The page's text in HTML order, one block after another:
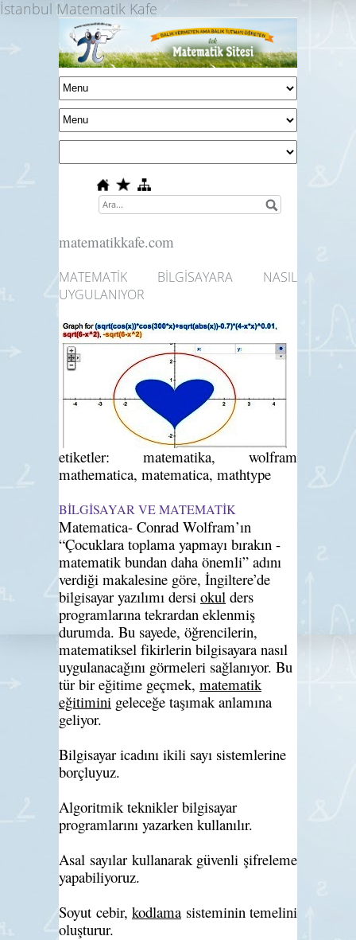
İstanbul Matematik Kafe
matematikkafe.com
MATEMATİK BİLGİSAYARA NASIL
UYGULANIYOR
etiketler: matematika, wolfram
mathematica, matematica, mathtype
BİLGİSAYAR VE MATEMATİK
Matematica- Conrad Wolfram’ın
“Çocuklara toplama yapmayı bırakın -
matematik bundan daha önemli” adını
verdiği makalesine göre, İngiltere’de
bilgisayar yazılımı dersi okul ders
programlarına tekrardan eklenmiş
durumda. Bu sayede, öğrencilerin,
matematiksel fikirlerin bilgisayara nasıl
uygulanacağını görmeleri sağlanıyor. Bu
tür bir eğitime geçmek, matematik
eğitimini geleceğe taşımak anlamına
geliyor.
Bilgisayar icadını ikili sayı sistemlerine
borçluyuz.
Algoritmik teknikler bilgisayar
programlarını yazarken kullanılır.
Asal sayılar kullanarak güvenli şifreleme
yapabiliyoruz.
Soyut cebir, kodlama sisteminin temelini
oluşturur.